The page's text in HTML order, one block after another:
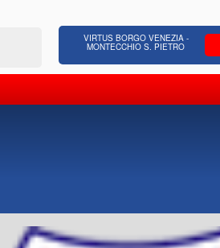
Opere pubbliche,
Strade, Opere idrauliche, Bonifica
VIRTUS BORGO VENEZIA -
MONTECCHIO S. PIETRO